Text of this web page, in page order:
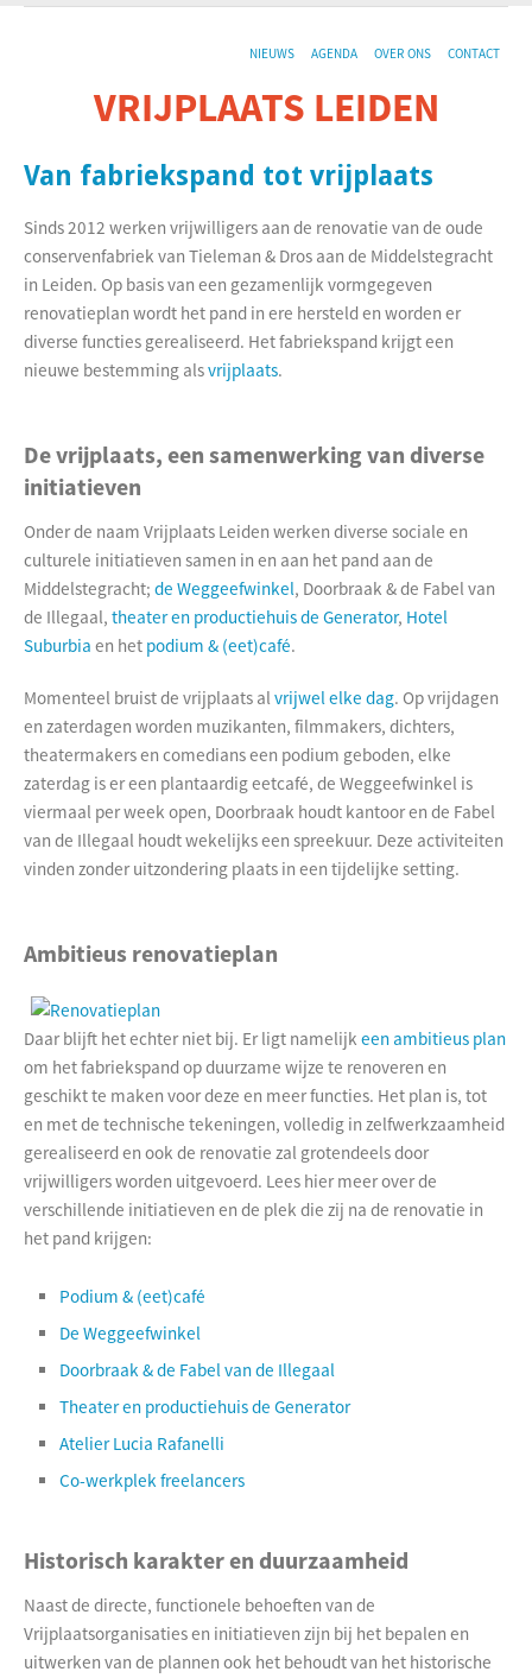
NIEUWS AGENDA OVER ONS CONTACT
VRIJPLAATS LEIDEN
Van fabriekspand tot vrijplaats
Sinds 2012 werken vrijwilligers aan de renovatie van de oude
conservenfabriek van Tieleman & Dros aan de Middelstegracht
in Leiden. Op basis van een gezamenlijk vormgegeven
renovatieplan wordt het pand in ere hersteld en worden er
diverse functies gerealiseerd. Het fabriekspand krijgt een
nieuwe bestemming alsvrijplaats.
De vrijplaats, een samenwerking van diverse
initiatieven
Onder de naam Vrijplaats Leiden werken diverse sociale en
culturele initiatieven samen in en aan het pand aan de
Middelstegracht; de Weggeefwinkel, Doorbraak & de Fabel van
de Illegaal, theater en productiehuis de Generator, Hotel
Suburbia en het podium & (eet)café.
Momenteel bruist de vrijplaats alvrijwel elke dag. Op vrijdagen
en zaterdagen worden muzikanten, filmmakers, dichters,
theatermakers en comedians een podium geboden, elke
zaterdag is er een plantaardig eetcafé, de Weggeefwinkel is
viermaal per week open, Doorbraak houdt kantoor en de Fabel
van de Illegaal houdt wekelijks een spreekuur. Deze activiteiten
vinden zonder uitzondering plaats in een tijdelijke setting.
Ambitieus renovatieplan
Daar blijft het echter niet bij. Er ligt namelijk een ambitieus plan
om het fabriekspand op duurzame wijze te renoveren en
geschikt te maken voor deze en meer functies. Het plan is, tot
en met de technische tekeningen, volledig in zelfwerkzaamheid
gerealiseerd en ook de renovatie zal grotendeels door
vrijwilligers worden uitgevoerd. Lees hier meer over de
verschillende initiatieven en de plek die zij na de renovatie in
het pand krijgen:
Podium & (eet)café
De Weggeefwinkel
Doorbraak & de Fabel van de Illegaal
Theater en productiehuis de Generator
Atelier Lucia Rafanelli
Co-werkplek freelancers
Historisch karakter en duurzaamheid
Naast de directe, functionele behoeften van de
Vrijplaatsorganisaties en initiatieven zijn bij het bepalen en
uitwerken van de plannen ook het behoudt van het historische